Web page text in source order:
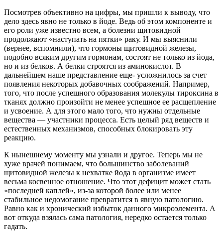
Посмотрев объективно на цифры, мы пришли к выводу, что
дело здесь явно не только в йоде. Ведь об этом компоненте и
его роли уже известно всем, а болезни щитовидной
продолжают «наступать на пятки» раку. И мы выяснили
(вернее, вспомнили), что гормоны щитовидной железы,
подобно всяким другим гормонам, состоят не только из йода,
но и из белков. А белки строятся из аминокислот. В
дальнейшем наше представление еще- усложнилось за счет
появления некоторых добавочных соображений. Например,
того, что после успешного образования молекулы тироксина в
тканях должно произойти не менее успешное ее расщепление
и усвоение. А для этого мало того, что нужны отдельные
вещества — участники процесса. Есть целый ряд веществ и
естественных механизмов, способных блокировать эту
реакцию.
К нынешнему моменту мы узнали и другое. Теперь мы не
хуже врачей понимаем, что большинство заболеваний
щитовидной железы к нехватке йода в организме имеет
весьма косвенное отношение. Что этот дефицит может стать
«последней каплей», из-за которой более или менее
стабильное недомогание превратится в явную патологию.
Равно как и хронический избыток данного микроэлемента. А
вот откуда взялась сама патология, нередко остается только
гадать.